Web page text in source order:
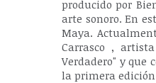
producido por
arte sonoro. En
Maya.
Carrasco ,
Verdadero" y que
la primera edición